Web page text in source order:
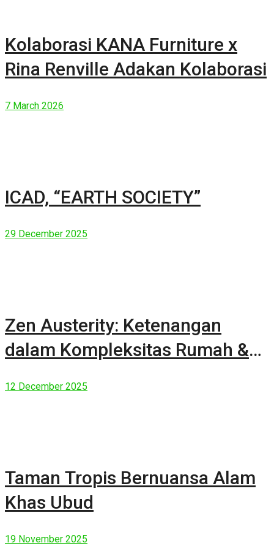
Kolaborasi KANA Furniture x
Rina Renville Adakan Kolaborasi
7 March 2026
ICAD, “EARTH SOCIETY”
29 December 2025
Zen Austerity: Ketenangan
dalam Kompleksitas Rumah &
12 December 2025
Taman Tropis Bernuansa Alam
Khas Ubud
19 November 2025